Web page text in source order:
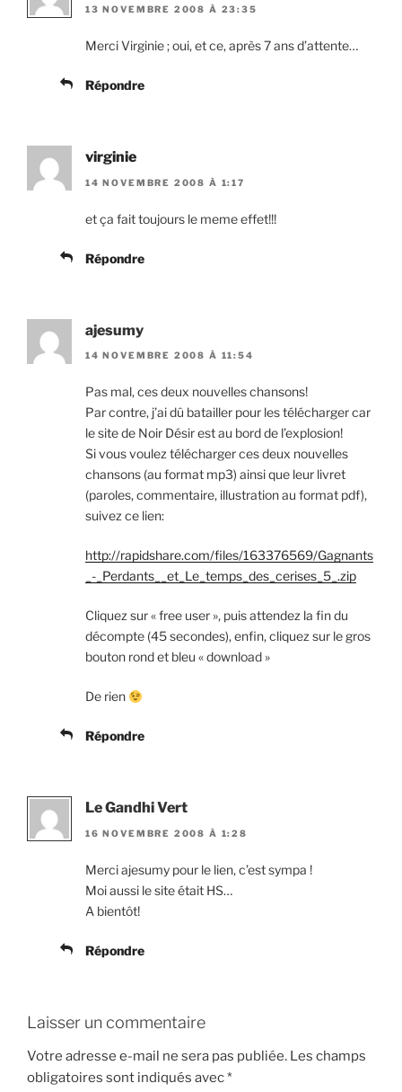
13 NOVEMBRE 2008 À 23:35
Merci Virginie ; oui, et ce, après 7 ans d’attente…
Répondre
virginie
14 NOVEMBRE 2008 À 1:17
et ça fait toujours le meme effet!!!
Répondre
ajesumy
14 NOVEMBRE 2008 À 11:54
Pas mal, ces deux nouvelles chansons!
Par contre, j’ai dû batailler pour les télécharger car
le site de Noir Désir est au bord de l’explosion!
Si vous voulez télécharger ces deux nouvelles
chansons (au format mp3) ainsi que leur livret
(paroles, commentaire, illustration au format pdf),
suivez ce lien:
http://rapidshare.com/files/163376569/Gagnants
_-_Perdants__et_Le_temps_des_cerises_5_.zip
Cliquez sur « free user », puis attendez la fin du
décompte (45 secondes), enfin, cliquez sur le gros
bouton rond et bleu « download »
De rien
Répondre
Le Gandhi Vert
16 NOVEMBRE 2008 À 1:28
Merci ajesumy pour le lien, c’est sympa !
Moi aussi le site était HS…
A bientôt!
Répondre
Laisser un commentaire
Votre adresse e-mail ne sera pas publiée. Les champs
obligatoires sont indiqués avec*